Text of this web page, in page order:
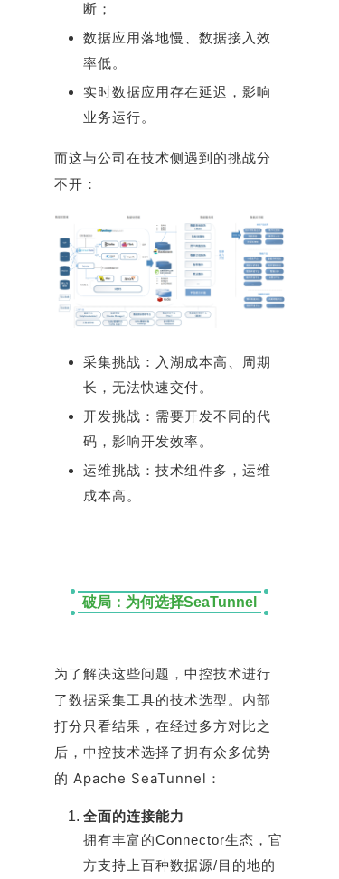
断；
数据应用落地慢、数据接入效
率低。
实时数据应用存在延迟，影响
业务运行。
而这与公司在技术侧遇到的挑战分
不开：
采集挑战：入湖成本高、周期
长，无法快速交付。
开发挑战：需要开发不同的代
码，影响开发效率。
运维挑战：技术组件多，运维
成本高。
破局：为何选择SeaTunnel
为了解决这些问题，中控技术进行
了数据采集工具的技术选型。内部
打分只看结果，在经过多方对比之
后，中控技术选择了拥有众多优势
的 Apache SeaTunnel：
全面的连接能力
拥有丰富的Connector生态，官
方支持上百种数据源/目的地的